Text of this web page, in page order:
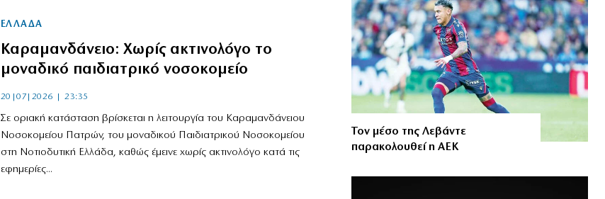
ΕΛΛΑΔΑ
Καραμανδάνειο: Χωρίς ακτινολόγο το
μοναδικό παιδιατρικό νοσοκομείο
20|07|2026 | 23:35
Σε οριακή κατάσταση βρίσκεται η λειτουργία του Καραμανδάνειου
Νοσοκομείου Πατρών, του μοναδικού Παιδιατρικού Νοσοκομείου
στη Νοτιοδυτική Ελλάδα, καθώς έμεινε χωρίς ακτινολόγο κατά τις
εφημερίες...
Τον μέσο της Λεβάντε
παρακολουθεί η ΑΕΚ